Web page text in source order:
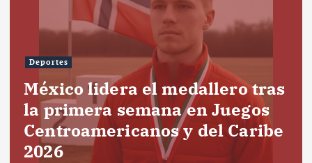
Deportes
México lidera el medallero tras
la primera semana en Juegos
Centroamericanos y del Caribe
2026